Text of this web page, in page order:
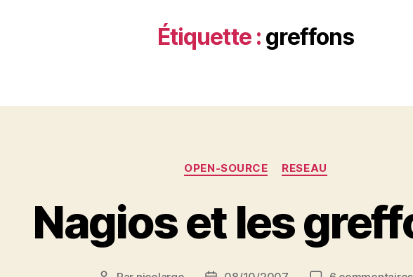
Étiquette : greffons
Catégories
OPEN-SOURCE RESEAU
Nagios et les